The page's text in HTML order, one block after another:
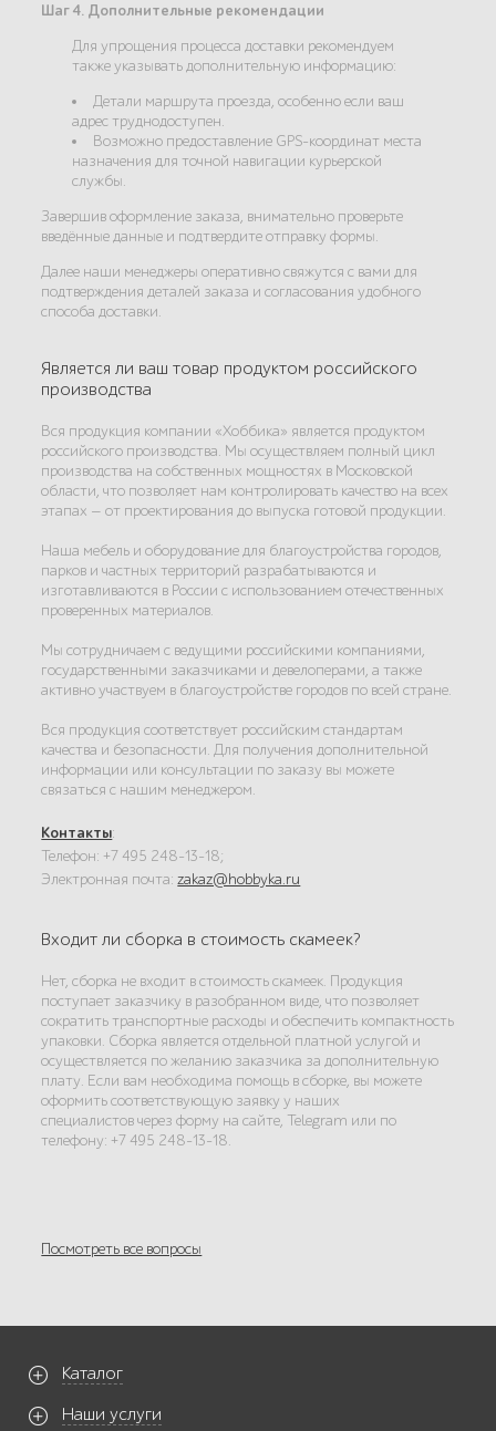
Шаг 4. Дополнительные рекомендации
Для упрощения процесса доставки рекомендуем
также указывать дополнительную информацию:
Детали маршрута проезда, особенно если ваш
адрес труднодоступен.
Возможно предоставление GPS-координат места
назначения для точной навигации курьерской
службы.
Завершив оформление заказа, внимательно проверьте
введённые данные и подтвердите отправку формы.
Далее наши менеджеры оперативно свяжутся с вами для
подтверждения деталей заказа и согласования удобного
способа доставки.
Является ли ваш товар продуктом российского
производства
Вся продукция компании «Хоббика» является продуктом
российского производства. Мы осуществляем полный цикл
производства на собственных мощностях в Московской
области, что позволяет нам контролировать качество на всех
этапах — от проектирования до выпуска готовой продукции.
Наша мебель и оборудование для благоустройства городов,
парков и частных территорий разрабатываются и
изготавливаются в России с использованием отечественных
проверенных материалов.
Мы сотрудничаем с ведущими российскими компаниями,
государственными заказчиками и девелоперами, а также
активно участвуем в благоустройстве городов по всей стране.
Вся продукция соответствует российским стандартам
качества и безопасности. Для получения дополнительной
информации или консультации по заказу вы можете
связаться с нашим менеджером.
Контакты:
Телефон: +7 495 248-13-18;
Электронная почта:zakaz@hobbyka.ru
Входит ли сборка в стоимость скамеек?
Нет, сборка не входит в стоимость скамеек. Продукция
поступает заказчику в разобранном виде, что позволяет
сократить транспортные расходы и обеспечить компактность
упаковки. Сборка является отдельной платной услугой и
осуществляется по желанию заказчика за дополнительную
плату. Если вам необходима помощь в сборке, вы можете
оформить соответствующую заявку у наших
специалистов через форму на сайте, Telegram или по
телефону: +7 495 248-13-18.
Посмотреть все вопросы
Каталог
Наши услуги